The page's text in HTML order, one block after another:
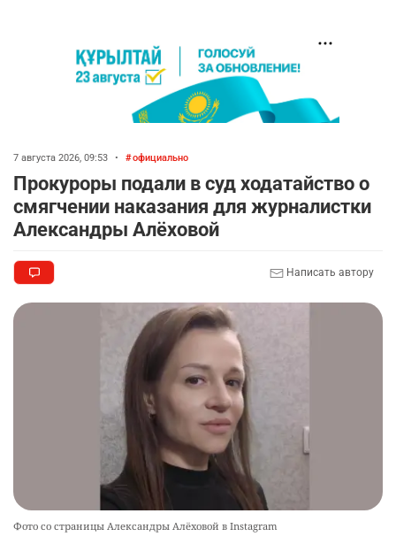
7 августа 2026, 09:53 • официально
Прокуроры подали в суд ходатайство о
смягчении наказания для журналистки
Александры Алёховой
Написать автору
Фото со страницы Александры Алёховой в Instagram